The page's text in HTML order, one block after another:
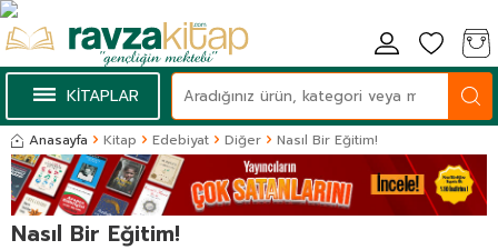
KİTAPLAR
Anasayfa Kitap Edebiyat Diğer Nasıl Bir Eğitim!
Nasıl Bir Eğitim!